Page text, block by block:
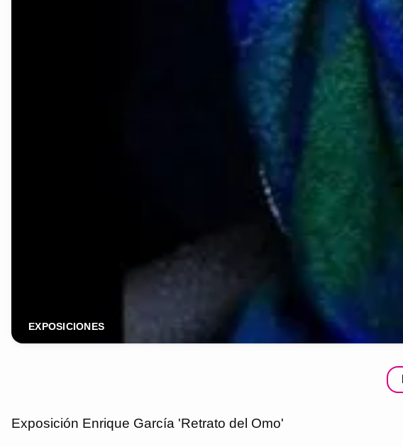
EXPOSICIONES
Exposición Enrique García 'Retrato del Omo'